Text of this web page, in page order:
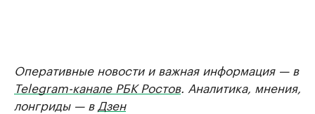
Оперативные новости и важная информация — в
Telegram-канале РБК Ростов. Аналитика, мнения,
лонгриды — в Дзен